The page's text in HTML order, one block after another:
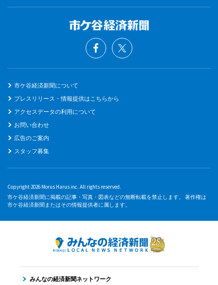
市ケ谷経済新聞について
プレスリリース・情報提供はこちらから
アクセスデータの利用について
お問い合わせ
広告のご案内
スタッフ募集
Copyright 2026 Morus Harus inc. All rights reserved.
市ケ谷経済新聞に掲載の記事・写真・図表などの無断転載を禁止します。 著作権は
市ケ谷経済新聞またはその情報提供者に属します。
みんなの経済新聞ネットワーク